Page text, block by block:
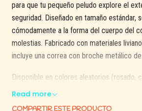
para que tu pequeño peludo explore el
seguridad. Diseñado en tamaño estándar,
cómodamente a la forma del cuerpo del
molestias. Fabricado con materiales
incluye una correa con broche metálico
Disponible en colores aleatorios (rosado,
arnés es práctico, ajustable y perfecto
Read more
COMPARTIR ESTE PRODUCTO